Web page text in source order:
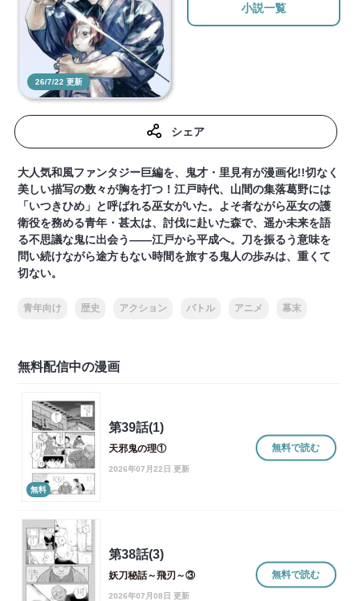
26/7/22 更新
小説一覧
シェア
大人気和風ファンタジー巨編を、鬼才・里見有が漫画化!!切なく
美しい描写の数々が胸を打つ！江戸時代、山間の集落葛野には
「いつきひめ」と呼ばれる巫女がいた。よそ者ながら巫女の護
衛役を務める青年・甚太は、討伐に赴いた森で、遥か未来を語
る不思議な鬼に出会う――江戸から平成へ。刀を振るう意味を
問い続けながら途方もない時間を旅する鬼人の歩みは、重くて
切ない。
青年向け 歴史 アクション バトル アニメ 幕末
無料配信中の漫画
無料
第39話(1)
天邪鬼の理①
2026年07月22日 更新
無料で読む
第38話(3)
妖刀秘話～飛刃～③
2026年07月08日 更新
無料で読む